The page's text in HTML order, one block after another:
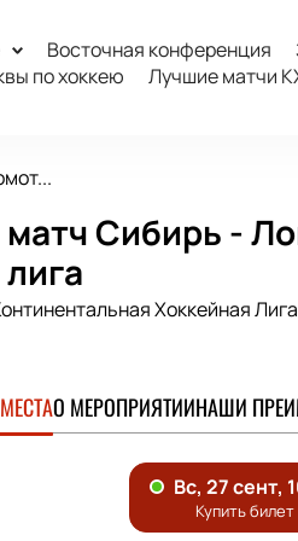
Восточная конференция
по хоккею Лучшие матчи
Сибирь -
Хоккейная Лига
О МЕРОПРИЯТИИНАШИ